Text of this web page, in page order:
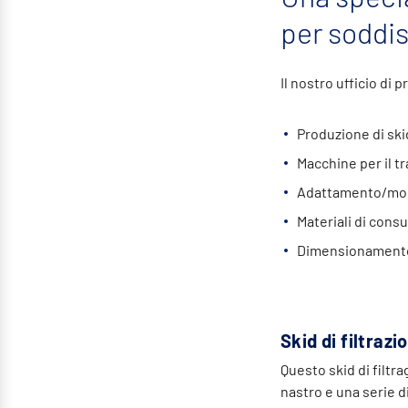
per
Il nostro ufficio di
Produzione di
Macchine per il
Adattamento/
Materiali di
Skid di
Questo skid di
nastro e una serie